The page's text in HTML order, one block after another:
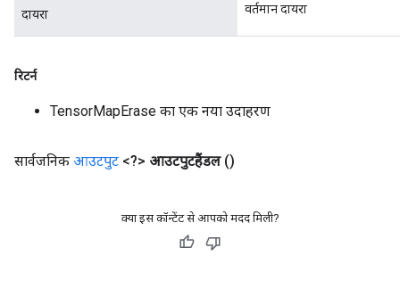
दायरा वर्तमान दायरा
रिटर्न
TensorMapErase का एक नया उदाहरण
सार्वजनिक आउटपुट <?> आउटपुटहैंडल ()
क्या इस कॉन्टेंट से आपको मदद मिली?